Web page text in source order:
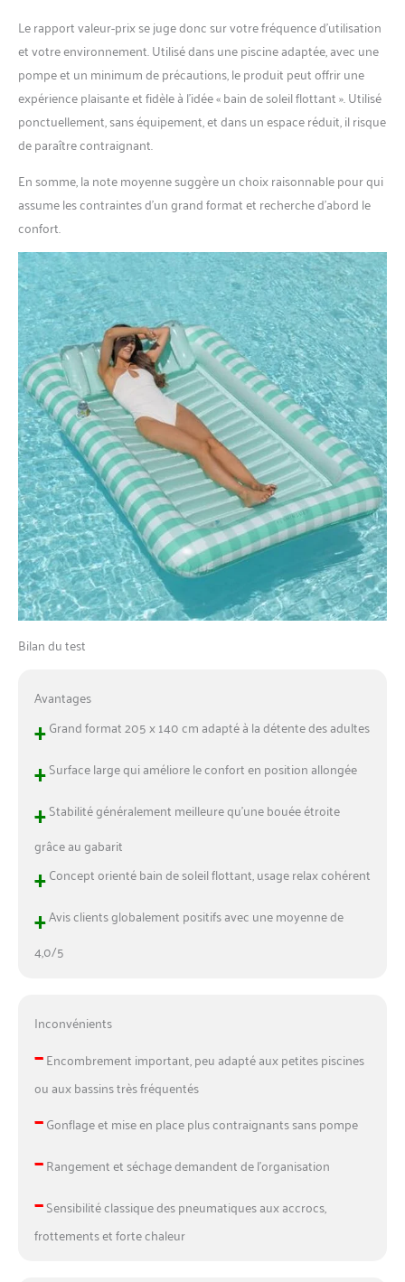
Le rapport valeur-prix se juge donc sur votre fréquence d’utilisation
et votre environnement. Utilisé dans une piscine adaptée, avec une
pompe et un minimum de précautions, le produit peut offrir une
expérience plaisante et fidèle à l’idée « bain de soleil flottant ». Utilisé
ponctuellement, sans équipement, et dans un espace réduit, il risque
de paraître contraignant.
En somme, la note moyenne suggère un choix raisonnable pour qui
assume les contraintes d’un grand format et recherche d’abord le
confort.
Bilan du test
Avantages
+Grand format 205 x 140 cm adapté à la détente des adultes
+Surface large qui améliore le confort en position allongée
+Stabilité généralement meilleure qu’une bouée étroite
grâce au gabarit
+Concept orienté bain de soleil flottant, usage relax cohérent
+Avis clients globalement positifs avec une moyenne de
4,0/5
Inconvénients
–Encombrement important, peu adapté aux petites piscines
ou aux bassins très fréquentés
–Gonflage et mise en place plus contraignants sans pompe
–Rangement et séchage demandent de l’organisation
–Sensibilité classique des pneumatiques aux accrocs,
frottements et forte chaleur